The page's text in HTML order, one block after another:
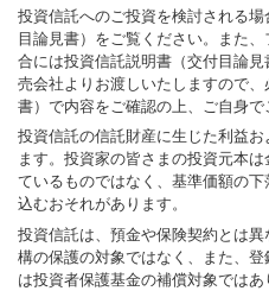
投資信託へのご投資を検討される
目論見書）をご覧ください。また
合には投資信託説明書（交付目論
売会社よりお渡しいたしますので
書）で内容をご確認の上、ご自身で
投資信託の信託財産に生じた利益
ます。投資家の皆さまの投資元本
ているものではなく、基準価額の
込むおそれがあります。
投資信託は、預金や保険契約とは
構の保護の対象ではなく、また、
は投資者保護基金の補償対象ではあ